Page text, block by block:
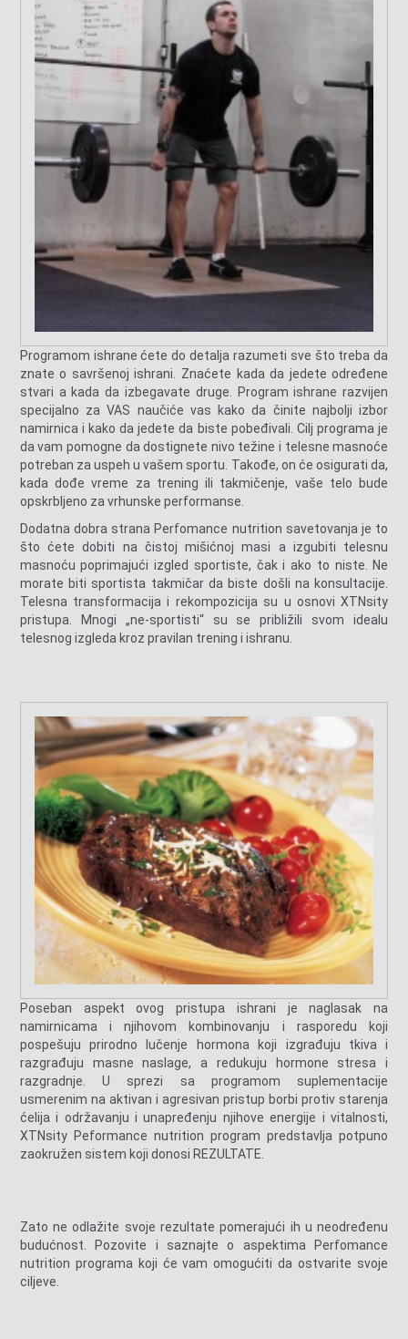
Programom ishrane ćete do detalja razumeti sve što treba da
znate o savršenoj ishrani. Znaćete kada da jedete određene
stvari a kada da izbegavate druge. Program ishrane razvijen
specijalno za VAS naučiće vas kako da činite najbolji izbor
namirnica i kako da jedete da biste pobeđivali. Cilj programa je
da vam pomogne da dostignete nivo težine i telesne masnoće
potreban za uspeh u vašem sportu. Takođe, on će osigurati da,
kada dođe vreme za trening ili takmičenje, vaše telo bude
opskrbljeno za vrhunske performanse.
Dodatna dobra strana Perfomance nutrition savetovanja je to
što ćete dobiti na čistoj mišićnoj masi a izgubiti telesnu
masnoću poprimajući izgled sportiste, čak i ako to niste. Ne
morate biti sportista takmičar da biste došli na konsultacije.
Telesna transformacija i rekompozicija su u osnovi XTNsity
pristupa. Mnogi „ne-sportisti“ su se približili svom idealu
telesnog izgleda kroz pravilan trening i ishranu.
Poseban aspekt ovog pristupa ishrani je naglasak na
namirnicama i njihovom kombinovanju i rasporedu koji
pospešuju prirodno lučenje hormona koji izgrađuju tkiva i
razgrađuju masne naslage, a redukuju hormone stresa i
razgradnje. U sprezi sa programom suplementacije
usmerenim na aktivan i agresivan pristup borbi protiv starenja
ćelija i održavanju i unapređenju njihove energije i vitalnosti,
XTNsity Peformance nutrition program predstavlja potpuno
zaokružen sistem koji donosi REZULTATE.
Zato ne odlažite svoje rezultate pomerajući ih u neodređenu
budućnost. Pozovite i saznajte o aspektima Perfomance
nutrition programa koji će vam omogućiti da ostvarite svoje
ciljeve.